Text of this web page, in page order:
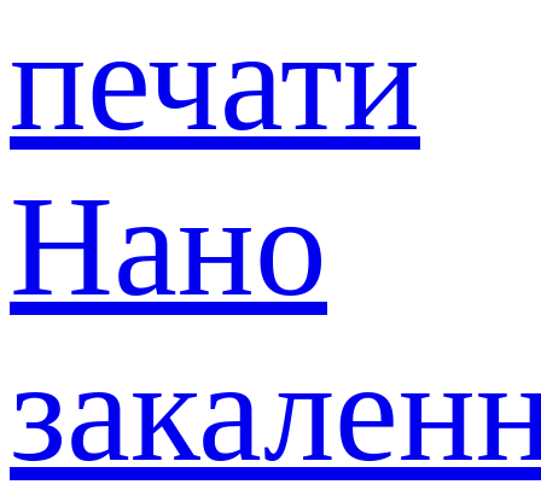
печати
Нано